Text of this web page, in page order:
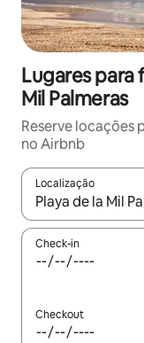
Lugares para
Mil Palmeras
Reserve locações
no Airbnb
Localização
Quando os
Check-in
Checkout